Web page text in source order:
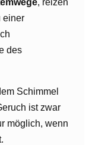
, reizen
einer
des
Schimmel
ist zwar
möglich, wenn